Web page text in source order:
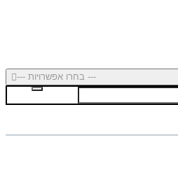
--- בחרו אפשרויות ---